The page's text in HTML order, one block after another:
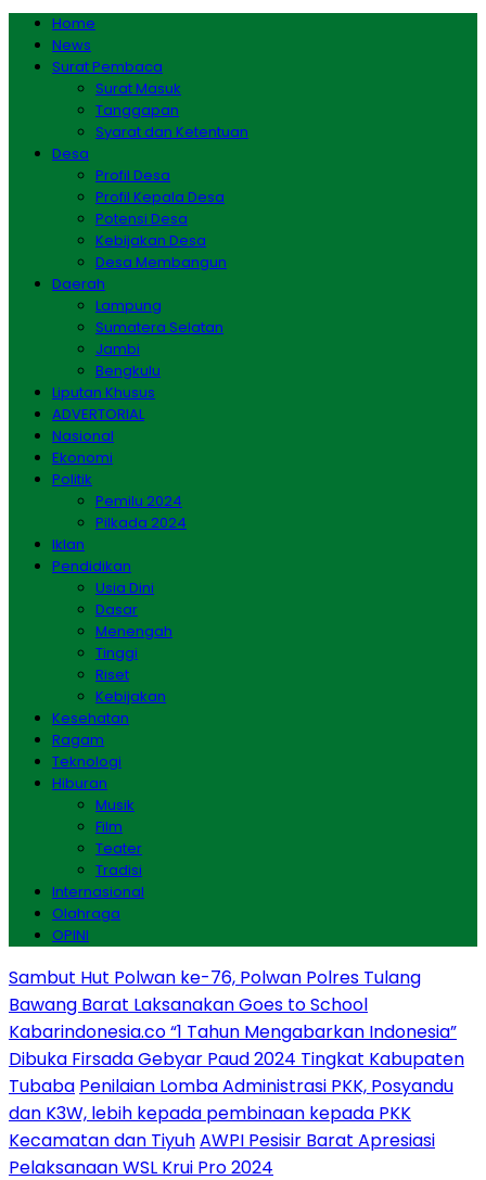
Home
News
Surat Pembaca
Surat Masuk
Tanggapan
Syarat dan Ketentuan
Desa
Profil Desa
Profil Kepala Desa
Potensi Desa
Kebijakan Desa
Desa Membangun
Daerah
Lampung
Sumatera Selatan
Jambi
Bengkulu
Liputan Khusus
ADVERTORIAL
Nasional
Ekonomi
Politik
Pemilu 2024
Pilkada 2024
Iklan
Pendidikan
Usia Dini
Dasar
Menengah
Tinggi
Riset
Kebijakan
Kesehatan
Ragam
Teknologi
Hiburan
Musik
Film
Teater
Tradisi
Internasional
Olahraga
OPINI
Sambut Hut Polwan ke-76, Polwan Polres Tulang
Bawang Barat Laksanakan Goes to School
Kabarindonesia.co “1 Tahun Mengabarkan Indonesia”
Dibuka Firsada Gebyar Paud 2024 Tingkat Kabupaten
Tubaba Penilaian Lomba Administrasi PKK, Posyandu
dan K3W, lebih kepada pembinaan kepada PKK
Kecamatan dan TiyuhAWPI Pesisir Barat Apresiasi
Pelaksanaan WSL Krui Pro 2024